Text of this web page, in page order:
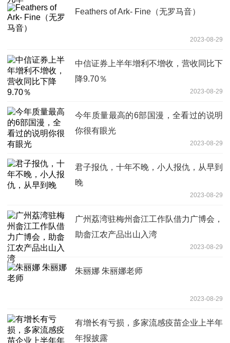
Feathers of Ark- Fine（无罗马音）
2023-08-29
中信证券上半年增利不增收，营收同比下
降9.70％
2023-08-29
今年质量最高的6部国漫，全看过的说明
你很有眼光
2023-08-29
君子报仇，十年不晚，小人报仇，从早到
晚
2023-08-29
广州荔湾驻梅州畲江工作队借力广博会，
助畲江农产品出山入湾
2023-08-29
朱丽娜 朱丽娜老师
2023-08-29
有增长有亏损，多家流感疫苗企业上半年
年报披露